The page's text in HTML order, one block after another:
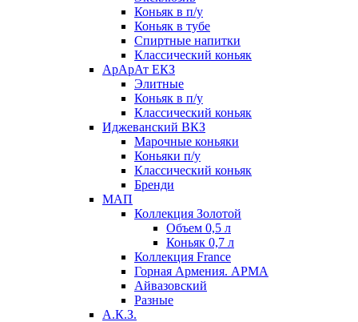
Коньяк в п/у
Коньяк в тубе
Спиртные напитки
Классический коньяк
АрАрАт ЕКЗ
Элитные
Коньяк в п/у
Классический коньяк
Иджеванский ВКЗ
Марочные коньяки
Коньяки п/у
Классический коньяк
Бренди
МАП
Коллекция Золотой
Объем 0,5 л
Коньяк 0,7 л
Коллекция France
Горная Армения. АРМА
Айвазовский
Разные
А.К.З.